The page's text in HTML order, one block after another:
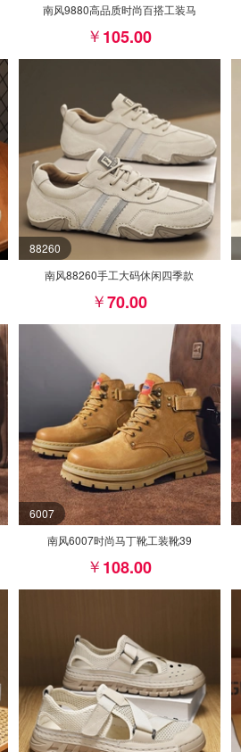
南风9880高品质时尚百搭工装马
105.00
88260
南风88260手工大码休闲四季款
70.00
6007
南风6007时尚马丁靴工装靴39
108.00